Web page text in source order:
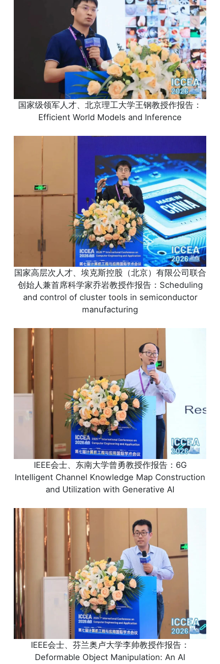
国家级领军人才、北京理工大学王钢教授作报告：
Efficient World Models and Inference
国家高层次人才、埃克斯控股（北京）有限公司联合
创始人兼首席科学家乔岩教授作报告：Scheduling
and control of cluster tools in semiconductor
manufacturing
IEEE会士、东南大学曾勇教授作报告：6G
Intelligent Channel Knowledge Map Construction
and Utilization with Generative AI
IEEE会士、芬兰奥卢大学李帅教授作报告：
Deformable Object Manipulation: An AI